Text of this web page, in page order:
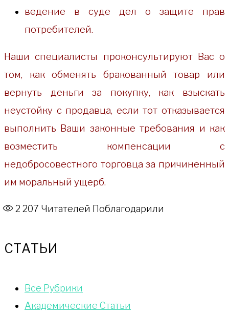
ведение в суде дел о защите прав
потребителей.
Наши специалисты проконсультируют Вас о
том, как обменять бракованный товар или
вернуть деньги за покупку, как взыскать
неустойку с продавца, если тот отказывается
выполнить Ваши законные требования и как
возместить компенсации с
недобросовестного торговца за причиненный
им моральный ущерб.
2 207 Читателей Поблагодарили
СТАТЬИ
Bce Pyбрики
Академические Статьи